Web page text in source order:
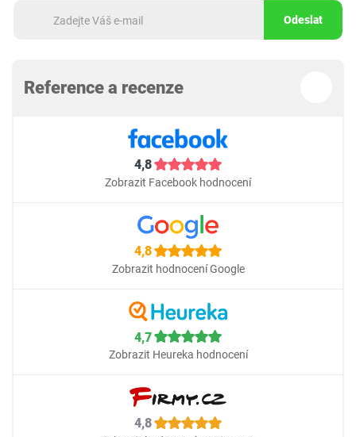
Odeslat
Reference a recenze
4,8
Zobrazit Facebook hodnocení
4,8
Zobrazit hodnocení Google
4,7
Zobrazit Heureka hodnocení
4,8